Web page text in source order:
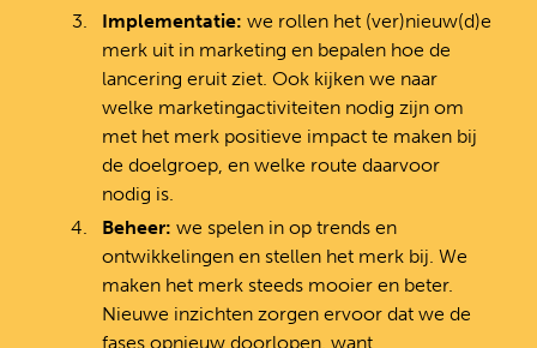
Implementatie: we rollen het (ver)nieuw(d)e
merk uit in marketing en bepalen hoe de
lancering eruit ziet. Ook kijken we naar
welke marketingactiviteiten nodig zijn om
met het merk positieve impact te maken bij
de doelgroep, en welke route daarvoor
nodig is.
Beheer: we spelen in op trends en
ontwikkelingen en stellen het merk bij. We
maken het merk steeds mooier en beter.
Nieuwe inzichten zorgen ervoor dat we de
fases opnieuw doorlopen, want